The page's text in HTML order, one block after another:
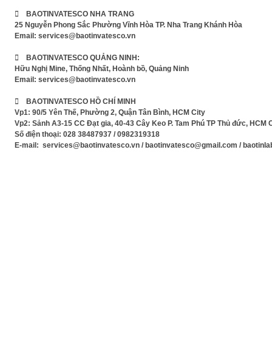
 BAOTINVATESCO NHA TRANG
25 Nguyễn Phong Sắc Phường Vĩnh Hòa TP. Nha Trang Khánh Hòa
Email: services@baotinvatesco.vn
 BAOTINVATESCO QUẢNG NINH:
Hữu Nghị Mine, Thống Nhất, Hoành bồ, Quảng Ninh
Email: services@baotinvatesco.vn
 BAOTINVATESCO HỒ CHÍ MINH
Vp1: 90/5 Yên Thế, Phường 2, Quận Tân Bình, HCM City
Vp2: Sảnh A3-15 CC Đạt gia, 40-43 Cây Keo P. Tam Phú TP Thủ đức, HCM
Số điện thoại: 028 38487937 / 0982319318
E-mail: services@baotinvatesco.vn / baotinvatesco@gmail.com /